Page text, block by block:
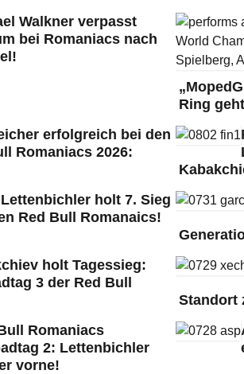
Walkner verpasst
bei Romaniacs nach
Ring
erfolgreich bei den
Romaniacs 2026:
holt 7. Sieg
Red Bull Romanaics!
holt Tagessieg:
3 der Red Bull
Standort
Romaniacs
2: Lettenbichler
vorne!